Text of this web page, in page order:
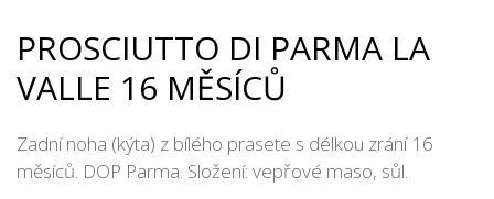
PROSCIUTTO DI PARMA LA
VALLE 16 MĚSÍCŮ
Zadní noha (kýta) z bílého prasete s délkou zrání 16
měsíců. DOP Parma. Složení: vepřové maso, sůl.